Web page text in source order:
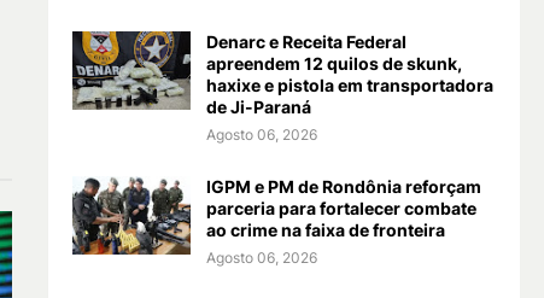
Denarc e Receita Federal
apreendem 12 quilos de skunk,
haxixe e pistola em transportadora
de Ji-Paraná
Agosto 06, 2026
IGPM e PM de Rondônia reforçam
parceria para fortalecer combate
ao crime na faixa de fronteira
Agosto 06, 2026